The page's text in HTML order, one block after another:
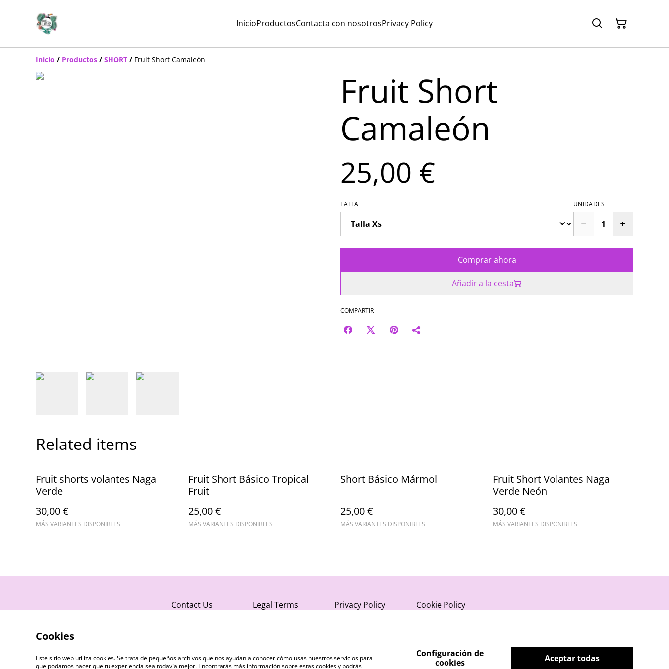
InicioProductosContacta con nosotrosPrivacy Policy
Inicio / Productos / SHORT / Fruit Short Camaleón
Fruit Short
Camaleón
25,00 €
TALLA UNIDADES
Comprar ahora
Añadir a la cesta
COMPARTIR
Related items
Fruit shorts volantes Naga
Verde
30,00 €
MÁS VARIANTES DISPONIBLES
Fruit Short Básico Tropical
Fruit
25,00 €
MÁS VARIANTES DISPONIBLES
Short Básico Mármol
25,00 €
MÁS VARIANTES DISPONIBLES
Fruit Short Volantes Naga
Verde Neón
30,00 €
MÁS VARIANTES DISPONIBLES
Contact Us Legal Terms Privacy Policy Cookie Policy
Cookies
Este sitio web utiliza cookies. Se trata de pequeños archivos que nos ayudan a conocer cómo usas nuestros servicios para
que podamos hacer que tu experiencia sea todavía mejor. Encontrarás más información sobre estas cookies y podrás
Aceptar todas
Configuración de
cookies